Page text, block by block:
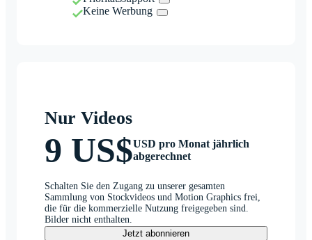
Keine Werbung
Nur Videos
9 US$USD pro Monat jährlich
abgerechnet
Schalten Sie den Zugang zu unserer gesamten
Sammlung von Stockvideos und Motion Graphics frei,
die für die kommerzielle Nutzung freigegeben sind.
Bilder nicht enthalten.
Jetzt abonnieren